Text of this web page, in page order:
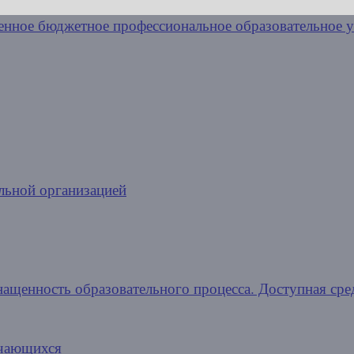
организацией
образовательного процесса. Доступная